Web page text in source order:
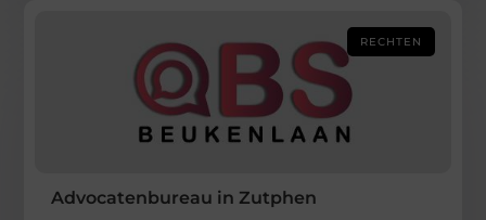
RECHTEN
Advocatenbureau in Zutphen